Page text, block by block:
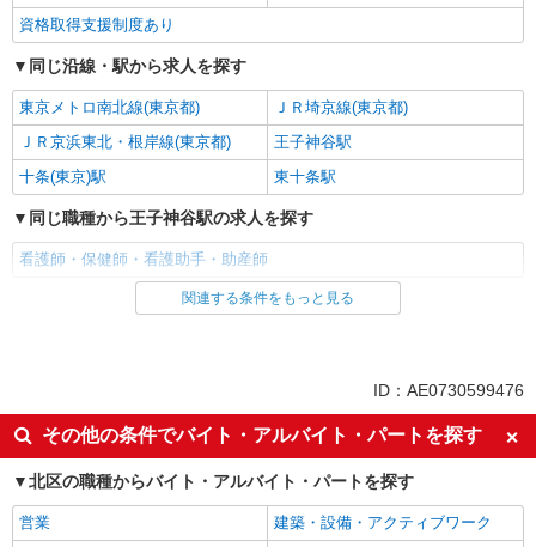
資格取得支援制度あり
同じ沿線・駅から求人を探す
東京メトロ南北線(東京都)
ＪＲ埼京線(東京都)
ＪＲ京浜東北・根岸線(東京都)
王子神谷駅
十条(東京)駅
東十条駅
同じ職種から王子神谷駅の求人を探す
看護師・保健師・看護助手・助産師
同じ雇用形態から王子神谷駅の求人を探す
入社日応相談
未経験歓迎
経験者・有資格者歓迎
新卒・第二新卒歓迎
女性活躍中
主婦・主夫歓迎
フリーター歓迎
学歴不問
関連する条件をもっと見る
ID：AE0730599476
その他の条件でバイト・アルバイト・パートを探す
北区の職種からバイト・アルバイト・パートを探す
営業
建築・設備・アクティブワーク